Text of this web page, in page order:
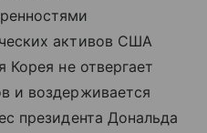
активов США
Корея не отвергает
и воздерживается
президента Дональда